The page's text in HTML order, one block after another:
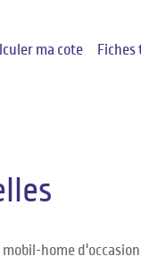
ma cote
home d'occasion